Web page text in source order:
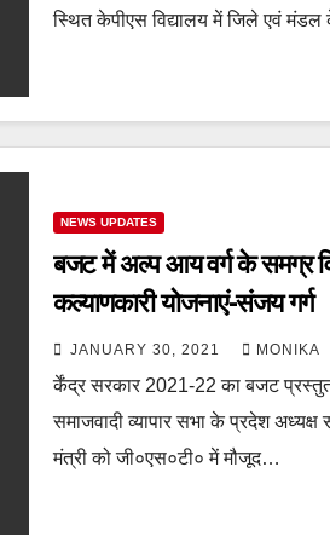
स्थित केपीएस विद्यालय में जिले एवं
NEWS UPDATES
बजट में अल्प आय वर्ग के समग्र
कल्याणकारी योजनाएं-संजय गर्ग
JANUARY 30, 2021 MONIKA
र्केंद्र सरकार 2021-22 का बजट
समाजवादी व्यापार सभा के प्रदेश अध्यक्ष
मंत्री को जी०एस०टी० में मौजूद…